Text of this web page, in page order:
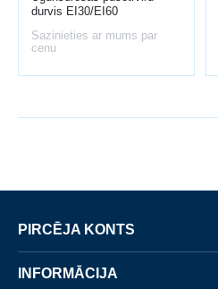
durvis EI30/EI60
Sazinieties ar mums par
cenu
PIRCĒJA KONTS
INFORMĀCIJA